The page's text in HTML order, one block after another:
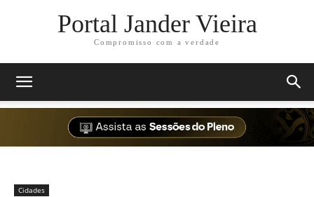
Portal Jander Vieira
Compromisso com a verdade
Cidades